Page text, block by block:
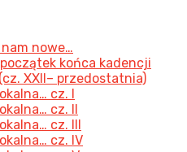
nam nowe…
końca kadencji
XXII– przedostatnia)
cz. I
cz. II
cz. III
cz. IV